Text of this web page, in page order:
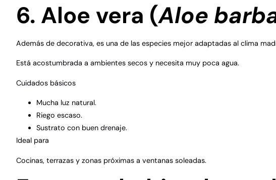
6. Aloe vera (Aloe
Además de decorativa, es una de las especies mejor adaptadas al clima
Está acostumbrada a ambientes secos y necesita muy poca agua.
Cuidados básicos
Mucha luz natural.
Riego escaso.
Sustrato con buen drenaje.
Ideal para
Cocinas, terrazas y zonas próximas a ventanas soleadas.